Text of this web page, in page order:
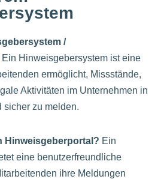
/
Ein Hinweisgebersystem ist eine
ermöglicht, Missstände,
Aktivitäten im Unternehmen in
sicher zu melden.
Hinweisgeberportal? Ein
eine benutzerfreundliche
ihre Meldungen